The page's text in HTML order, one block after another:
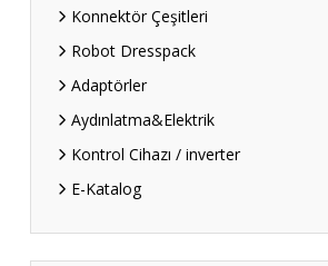
Konnektör Çeşitleri
Robot Dresspack
Adaptörler
Aydınlatma&Elektrik
Kontrol Cihazı / inverter
E-Katalog